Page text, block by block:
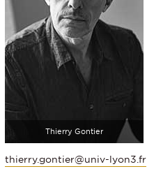
Thierry Gontier
thierry.gontier@univ-lyon3.fr